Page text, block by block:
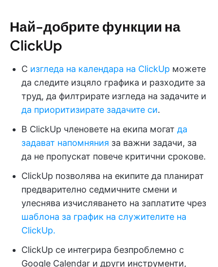
Най-добрите функции на
ClickUp
С изгледа на календара на ClickUp можете
да следите изцяло графика и разходите за
труд, да филтрирате изгледа на задачите и
да приоритизирате задачите си.
В ClickUp членовете на екипа могат да
задават напомняния за важни задачи, за
да не пропускат повече критични срокове.
ClickUp позволява на екипите да планират
предварително седмичните смени и
улеснява изчисляването на заплатите чрез
шаблона за график на служителите на
ClickUp.
ClickUp се интегрира безпроблемно с
Google Calendar и други инструменти,